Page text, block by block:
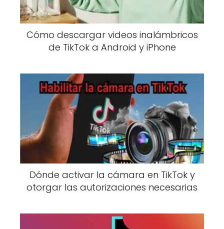
Cómo descargar videos inalámbricos
de TikTok a Android y iPhone
Dónde activar la cámara en TikTok y
otorgar las autorizaciones necesarias